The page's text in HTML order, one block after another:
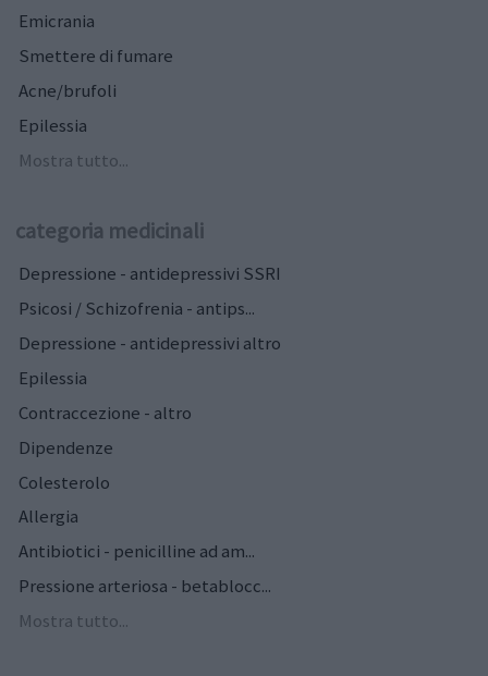
Emicrania
Smettere di fumare
Acne/brufoli
Epilessia
Mostra tutto...
categoria medicinali
Depressione - antidepressivi SSRI
Psicosi / Schizofrenia - antips...
Depressione - antidepressivi altro
Epilessia
Contraccezione - altro
Dipendenze
Colesterolo
Allergia
Antibiotici - penicilline ad am...
Pressione arteriosa - betablocc...
Mostra tutto...